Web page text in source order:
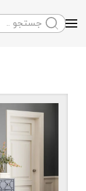
main content